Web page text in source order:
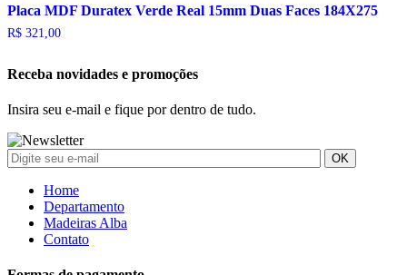
Placa MDF Duratex Verde Real 15mm Duas Faces 184X275
R$ 321,00
Receba novidades e promoções
Insira seu e-mail e fique por dentro de tudo.
Home
Departamento
Madeiras Alba
Contato